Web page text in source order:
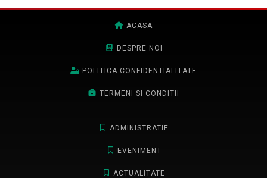
ACASA
DESPRE NOI
POLITICA CONFIDENTIALITATE
TERMENI SI CONDITII
ADMINISTRATIE
EVENIMENT
ACTUALITATE